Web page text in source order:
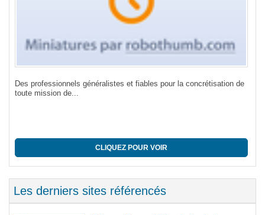
Des professionnels généralistes et fiables pour la concrétisation de
toute mission de...
CLIQUEZ POUR VOIR
Les derniers sites référencés